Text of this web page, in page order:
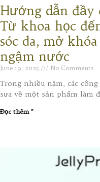
Hướng dẫn
Từ khoa học
sóc da, mở
ngậm nước
June 19, 2025 No Comments
Trong nhiều năm, các công
sưa về một sản phẩm làm
Đọc thêm "